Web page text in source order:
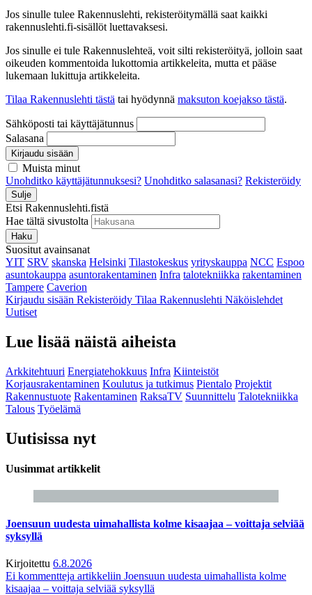
Jos sinulle tulee Rakennuslehti, rekisteröitymällä saat kaikki
rakennuslehti.fi-sisällöt luettavaksesi.
Jos sinulle ei tule Rakennuslehteä, voit silti rekisteröityä, jolloin saat
oikeuden kommentoida lukottomia artikkeleita, mutta et pääse
lukemaan lukittuja artikkeleita.
Tilaa Rakennuslehti tästä tai hyödynnä maksuton koejakso tästä.
Sähköposti tai käyttäjätunnus
Salasana
Kirjaudu sisään
Muista minut
Unohditko käyttäjätunnuksesi? Unohditko salasanasi? Rekisteröidy
Sulje
Etsi Rakennuslehti.fistä
Hae tältä sivustolta
Haku
Suositut avainsanat
YIT SRV skanska Helsinki Tilastokeskus yrityskauppa NCC Espoo
asuntokauppa asuntorakentaminen Infra talotekniikka rakentaminen
Tampere Caverion
Kirjaudu sisään Rekisteröidy Tilaa Rakennuslehti Näköislehdet
Uutiset
Lue lisää näistä aiheista
Arkkitehtuuri Energiatehokkuus Infra Kiinteistöt
Korjausrakentaminen Koulutus ja tutkimus Pientalo Projektit
Rakennustuote Rakentaminen RaksaTV Suunnittelu Talotekniikka
Talous Työelämä
Uutisissa nyt
Uusimmat artikkelit
Joensuun uudesta uimahallista kolme kisaajaa – voittaja selviää
syksyllä
Kirjoitettu 6.8.2026
Ei kommentteja artikkeliin Joensuun uudesta uimahallista kolme
kisaajaa – voittaja selviää syksyllä